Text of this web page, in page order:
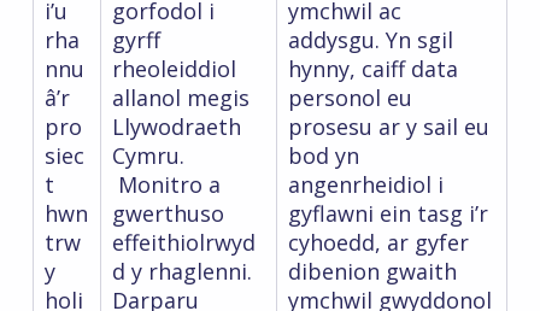
i’u
rha
nnu
â’r
pro
siec
t
hwn
trw
y
holi
gorfodol i
gyrff
rheoleiddiol
allanol megis
Llywodraeth
Cymru.
Monitro a
gwerthuso
effeithiolrwyd
d y rhaglenni.
Darparu
ymchwil ac
addysgu. Yn sgil
hynny, caiff data
personol eu
prosesu ar y sail eu
bod yn
angenrheidiol i
gyflawni ein tasg i’r
cyhoedd, ar gyfer
dibenion gwaith
ymchwil gwyddonol